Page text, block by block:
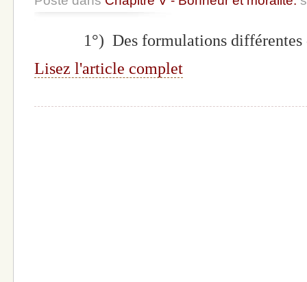
1°) Des formulations différentes
Lisez l'article complet